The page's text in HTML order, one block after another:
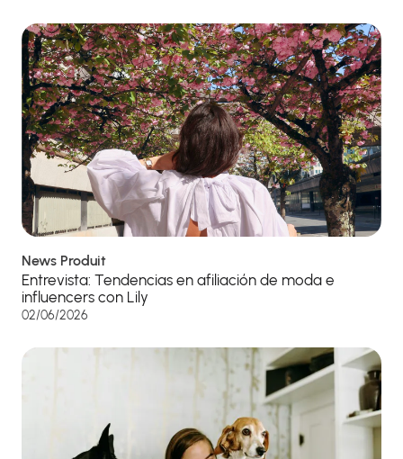
News Produit
Entrevista: Tendencias en afiliación de moda e
influencers con Lily
02/06/2026